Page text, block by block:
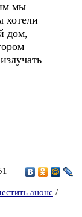
мы
хотели
дом,
анонс /